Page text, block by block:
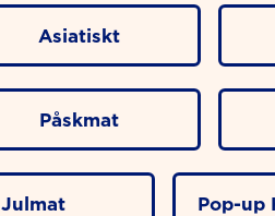
Asiatiskt
Påskmat
Julmat Pop-up